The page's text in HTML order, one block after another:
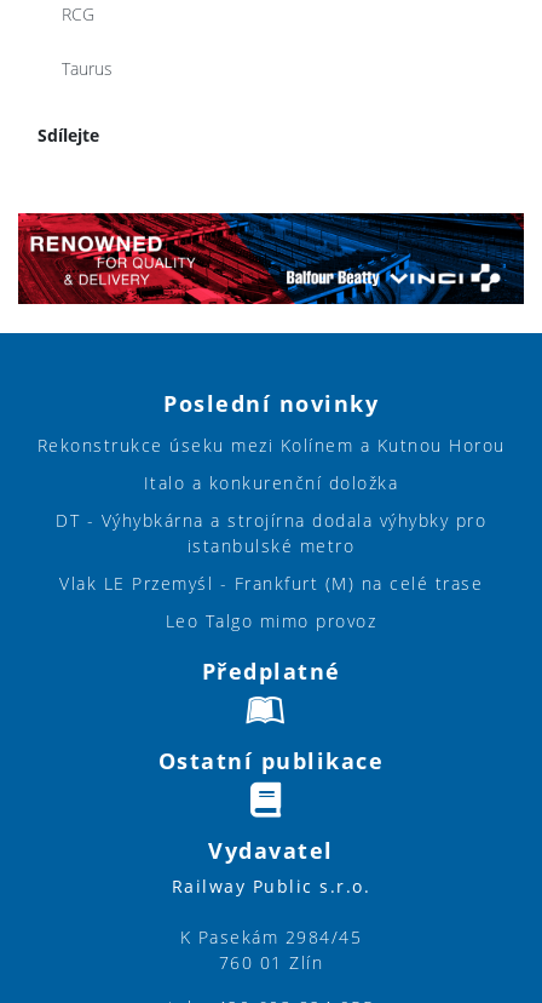
RCG
Taurus
Sdílejte
Poslední novinky
Rekonstrukce úseku mezi Kolínem a Kutnou Horou
Italo a konkurenční doložka
DT - Výhybkárna a strojírna dodala výhybky pro
istanbulské metro
Vlak LE Przemyśl - Frankfurt (M) na celé trase
Leo Talgo mimo provoz
Předplatné
Ostatní publikace
Vydavatel
Railway Public s.r.o.
K Pasekám 2984/45
760 01 Zlín